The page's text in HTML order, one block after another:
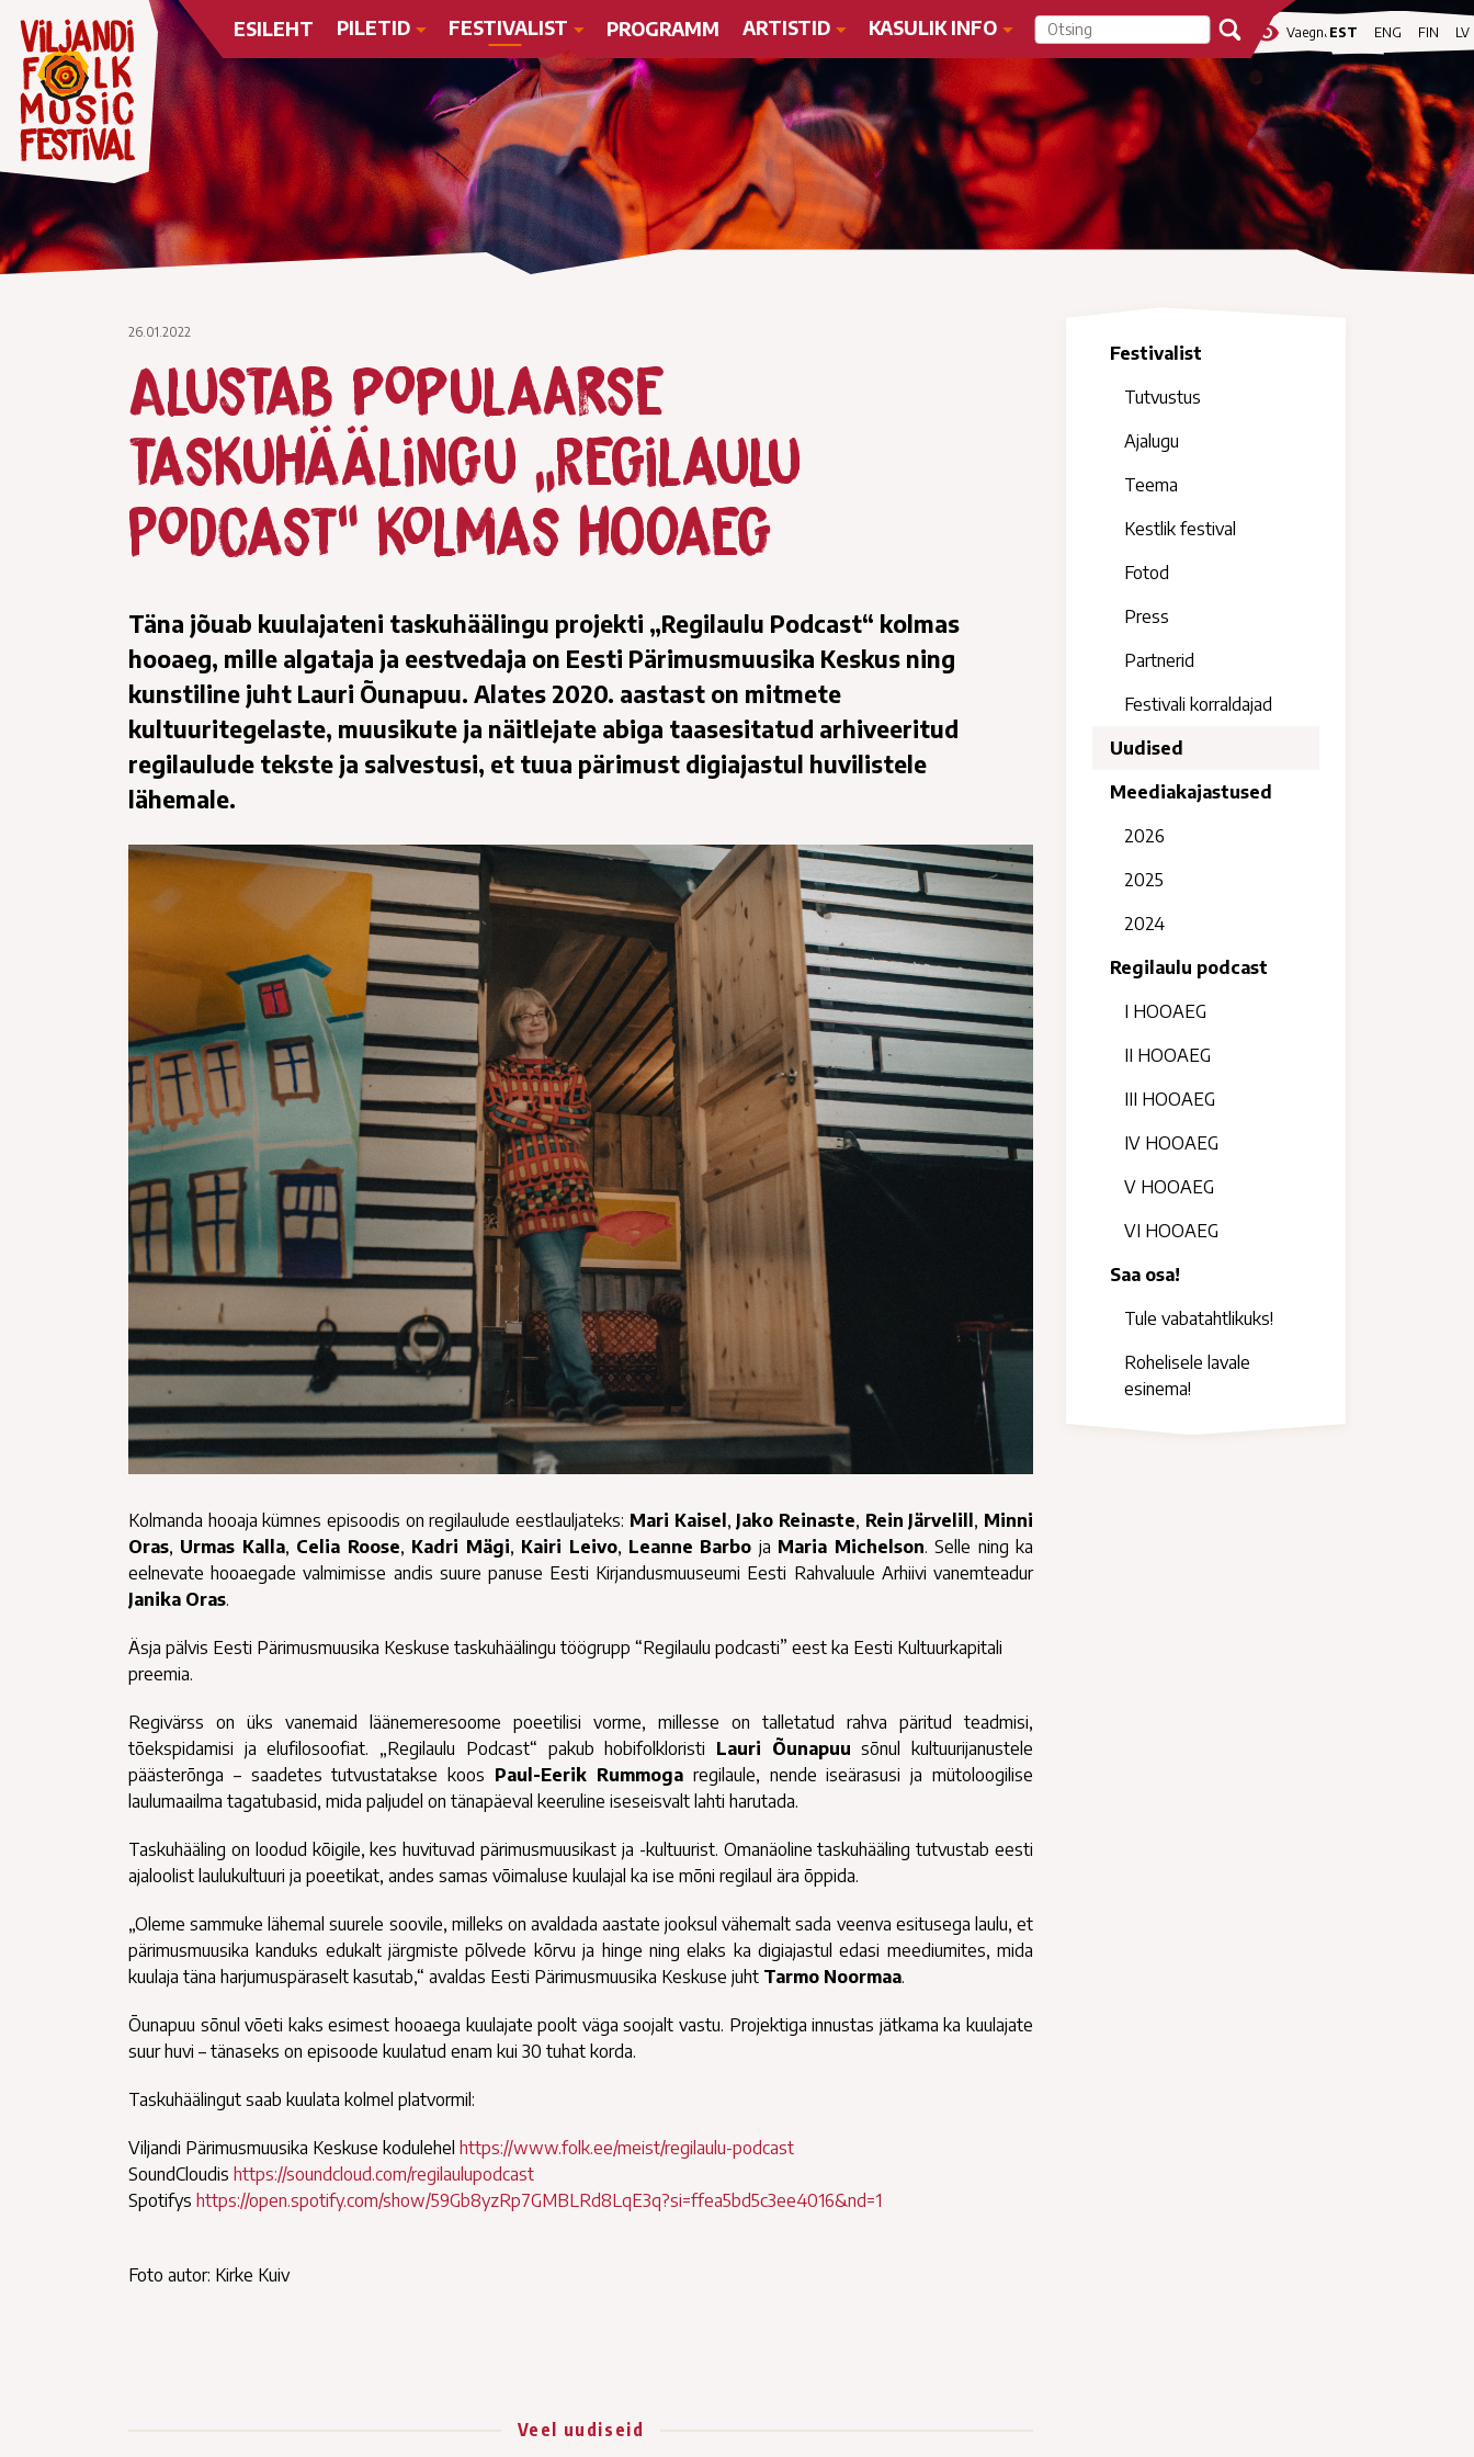
visibility Vaegnägijale
EST ENG FIN LV
ESILEHT PILETID FESTIVALIST PROGRAMM ARTISTID KASULIK INFO
26.01.2022
Alustab populaarse
taskuhäälingu „Regilaulu
Podcast“ kolmas hooaeg
Täna jõuab kuulajateni taskuhäälingu projekti „Regilaulu Podcast“ kolmas
hooaeg, mille algataja ja eestvedaja on Eesti Pärimusmuusika Keskus ning
kunstiline juht Lauri Õunapuu. Alates 2020. aastast on mitmete
kultuuritegelaste, muusikute ja näitlejate abiga taasesitatud arhiveeritud
regilaulude tekste ja salvestusi, et tuua pärimust digiajastul huvilistele
lähemale.
Kolmanda hooaja kümnes episoodis on regilaulude eestlauljateks: Mari Kaisel ,Jako Reinaste, Rein Järvelill , Minni
Oras, Urmas Kalla, Celia Roose, Kadri Mägi, Kairi Leivo, Leanne Barbo ja Maria Michelson. Selle ning ka
eelnevate hooaegade valmimisse andis suure panuse Eesti Kirjandusmuuseumi Eesti Rahvaluule Arhiivi vanemteadur
Janika Oras.
Äsja pälvis Eesti Pärimusmuusika Keskuse taskuhäälingu töögrupp “Regilaulu podcasti” eest ka Eesti Kultuurkapitali
preemia.
Regivärss on üks vanemaid läänemeresoome poeetilisi vorme, millesse on talletatud rahva päritud teadmisi,
tõekspidamisi ja elufilosoofiat. „Regilaulu Podcast“ pakub hobifolkloristi Lauri Õunapuu sõnul kultuurijanustele
päästerõnga – saadetes tutvustatakse koos Paul-Eerik Rummogaregilaule, nende iseärasusi ja mütoloogilise
laulumaailma tagatubasid, mida paljudel on tänapäeval keeruline iseseisvalt lahti harutada.
Taskuhääling on loodud kõigile, kes huvituvad pärimusmuusikast ja -kultuurist. Omanäoline taskuhääling tutvustab eesti
ajaloolist laulukultuuri ja poeetikat, andes samas võimaluse kuulajal ka ise mõni regilaul ära õppida.
„Oleme sammuke lähemal suurele soovile, milleks on avaldada aastate jooksul vähemalt sada veenva esitusega laulu, et
pärimusmuusika kanduks edukalt järgmiste põlvede kõrvu ja hinge ning elaks ka digiajastul edasi meediumites, mida
kuulaja täna harjumuspäraselt kasutab,“ avaldas Eesti Pärimusmuusika Keskuse juht Tarmo Noormaa.
Õunapuu sõnul võeti kaks esimest hooaega kuulajate poolt väga soojalt vastu. Projektiga innustas jätkama ka kuulajate
suur huvi – tänaseks on episoode kuulatud enam kui 30 tuhat korda.
Taskuhäälingut saab kuulata kolmel platvormil:
Viljandi Pärimusmuusika Keskuse kodulehel https://www.folk.ee/meist/regilaulu-podcast
SoundCloudis https://soundcloud.com/regilaulupodcast
Spotifys https://open.spotify.com/show/59Gb8yzRp7GMBLRd8LqE3q?si=ffea5bd5c3ee4016&nd=1
Foto autor: Kirke Kuiv
Festivalist
Tutvustus
Ajalugu
Teema
Kestlik festival
Fotod
Press
Partnerid
Festivali korraldajad
Uudised
Meediakajastused
2026
2025
2024
Regilaulu podcast
I HOOAEG
II HOOAEG
III HOOAEG
IV HOOAEG
V HOOAEG
VI HOOAEG
Saa osa!
Tule vabatahtlikuks!
Rohelisele lavale
esinema!
Veel uudiseid